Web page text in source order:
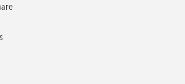
den Zuschuss